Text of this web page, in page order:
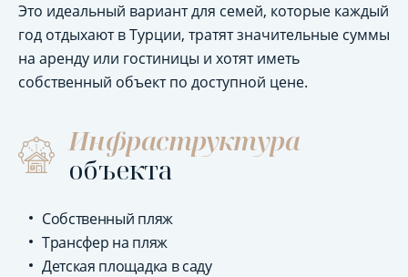
Это идеальный вариант для семей, которые каждый
год отдыхают в Турции, тратят значительные суммы
на аренду или гостиницы и хотят иметь
собственный объект по доступной цене.
Инфраструктура
объекта
Собственный пляж
Трансфер на пляж
Детская площадка в саду